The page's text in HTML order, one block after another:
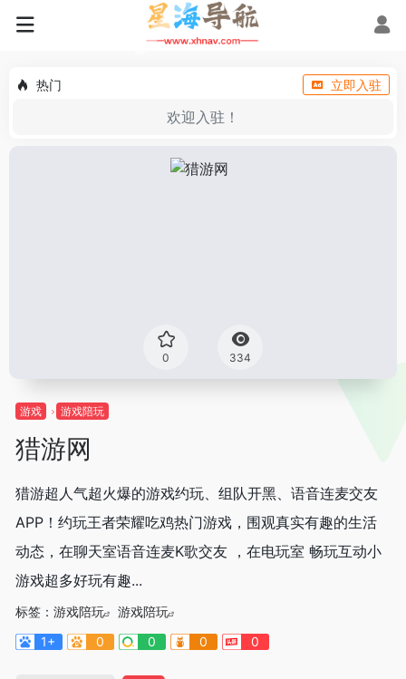
热门 立即入驻
欢迎入驻！
0 334
游戏 游戏陪玩
猎游网
猎游超人气超火爆的游戏约玩、组队开黑、语音连麦交友
APP！约玩王者荣耀吃鸡热门游戏，围观真实有趣的生活
动态，在聊天室语音连麦K歌交友 ，在电玩室 畅玩互动小
游戏超多好玩有趣...
标签： 游戏陪玩
游戏陪玩
1+
0 0 0 0